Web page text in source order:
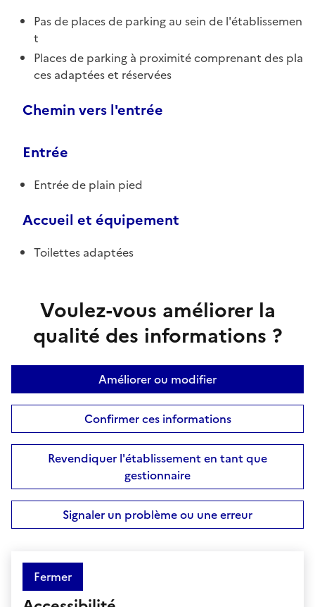
Pas de places de parking au sein de l'établissemen
t
Places de parking à proximité comprenant des pla
ces adaptées et réservées
Chemin vers l'entrée
Entrée
Entrée de plain pied
Accueil et équipement
Toilettes adaptées
Voulez-vous améliorer la
qualité des informations ?
Améliorer ou modifier
Confirmer ces informations
Revendiquer l'établissement en tant que
gestionnaire
Signaler un problème ou une erreur
Fermer